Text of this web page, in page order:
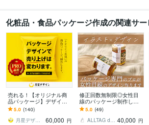
化粧品・食品パッケージ作成の関連サー
売れる！【オリジナル商
品パッケージ】デザイン
します Amazon・楽天で
ヒット続出！プロのデザ
インで差をつける！
5.0 (140)
月星デザイン Tsukiboshi
60,000 円
修正回数無制限◎女性目
線のパッケージ制作しま
す イラストレーターとし
ても活動する女性デザイ
ナーが提案します
5.0 (49)
ALLTAG design アルターク 40,000 円